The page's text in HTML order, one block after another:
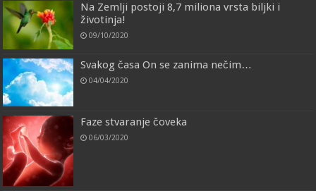
Na Zemlji postoji 8,7 miliona vrsta biljki i
životinja!
09/10/2020
Svakog časa On se zanima nečim…
04/04/2020
Faze stvaranje čoveka
06/03/2020